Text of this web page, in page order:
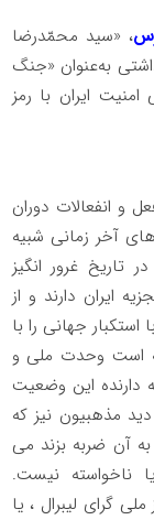
، «سید محمّدرضا
به‌عنوان «جنگ
ایران با رمز
و انفعالات دوران
آخر زمانی شبیه
غرور انگیز
ایران دارند و از
جهانی را با
است وحدت ملی و
دارنده این وضعیت
مذهبیون نیز که
آن ضربه بزند می
ناخواسته نیست.
گرای لیبرال ، یا